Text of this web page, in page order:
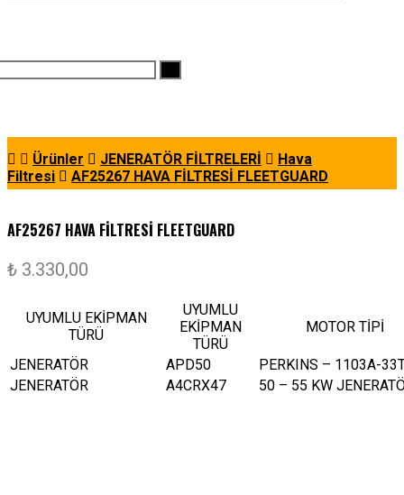
Ürünler JENERATÖR FİLTRELERİ
Hava
Filtresi
AF25267 HAVA FİLTRESİ FLEETGUARD
AF25267 HAVA FİLTRESİ FLEETGUARD
₺ 3.330,00
UYUMLU EKİPMAN
TÜRÜ
UYUMLU
EKİPMAN
TÜRÜ
MOTOR TİPİ
JENERATÖR APD50
PERKINS – 1103A-
JENERATÖR
A4CRX47 50 – 55 KW